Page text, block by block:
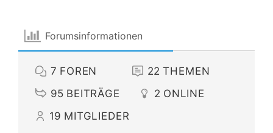
Forumsinformationen
7 FOREN 22 THEMEN
95 BEITRÄGE 2 ONLINE
19 MITGLIEDER